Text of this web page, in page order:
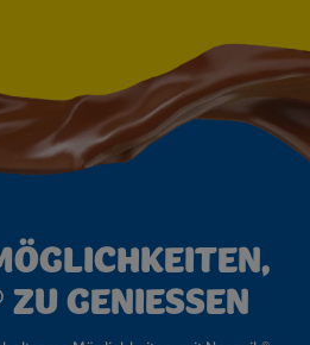
ZU GENIESSEN